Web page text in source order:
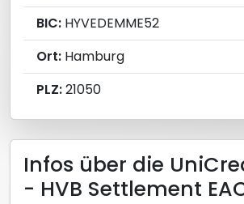
BIC: HYVEDEMME52
Ort: Hamburg
PLZ:21050
Infos über die
- HVB Settlement